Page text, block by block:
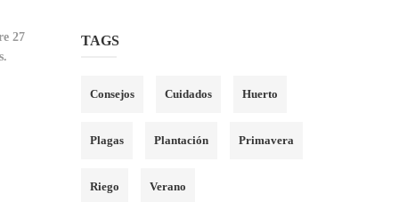
27
TAGS
Consejos Cuidados Huerto
Plagas Plantación Primavera
Riego Verano